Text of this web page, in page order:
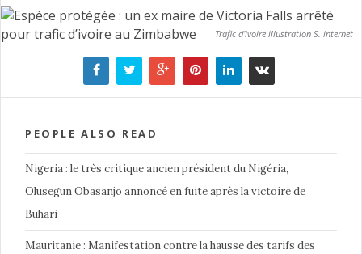
Trafic d’ivoire illustration S. internet
PEOPLE ALSO READ
Nigeria : le très critique ancien président du Nigéria,
Olusegun Obasanjo annoncé en fuite après la victoire de
Buhari
Mauritanie : Manifestation contre la hausse des tarifs des